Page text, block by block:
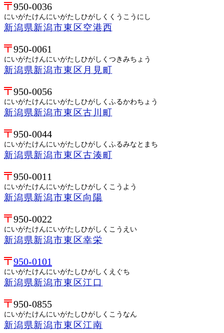
950-0036
にいがたけんにいがたしひがしくくうこうにし
新潟県新潟市東区空港西
950-0061
にいがたけんにいがたしひがしくつきみちょう
新潟県新潟市東区月見町
950-0056
にいがたけんにいがたしひがしくふるかわちょう
新潟県新潟市東区古川町
950-0044
にいがたけんにいがたしひがしくふるみなとまち
新潟県新潟市東区古湊町
950-0011
にいがたけんにいがたしひがしくこうよう
新潟県新潟市東区向陽
950-0022
にいがたけんにいがたしひがしくこうえい
新潟県新潟市東区幸栄
950-0101
にいがたけんにいがたしひがしくえぐち
新潟県新潟市東区江口
950-0855
にいがたけんにいがたしひがしくこうなん
新潟県新潟市東区江南